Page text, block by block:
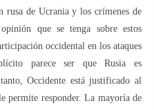
rusa de Ucrania y los crímenes de
que se tenga sobre estos
occidental en los ataques
parece ser que Rusia es
Occidente está justificado al
permite responder. La mayoría de